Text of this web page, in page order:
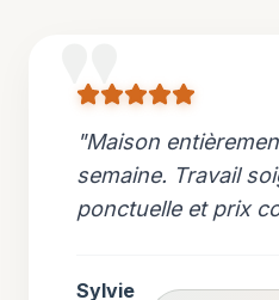
"Maison
semaine. Travail
ponctuelle et prix
Sylvie